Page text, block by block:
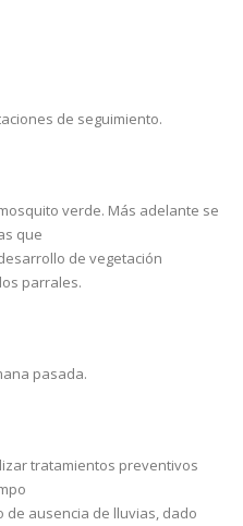
de seguimiento.
verde. Más adelante se
que
de vegetación
parrales.
pasada.
tratamientos preventivos
de ausencia de lluvias, dado